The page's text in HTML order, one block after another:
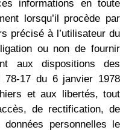
informations en toute
lorsqu’il procède par
précisé à l’utilisateur du
ou non de fournir
aux dispositions des
17 du 6 janvier 1978
et aux libertés, tout
de rectification, de
données personnelles le